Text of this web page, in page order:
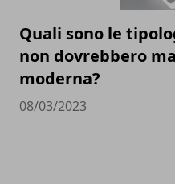
Quali sono le
non dovrebbero
moderna?
08/03/2023